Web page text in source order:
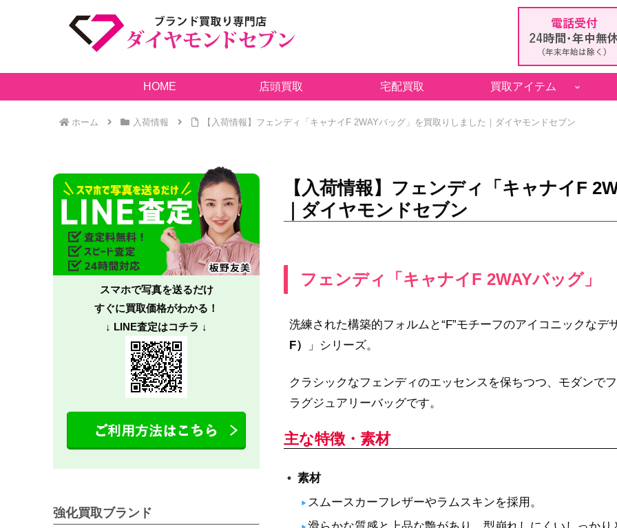
HOME 店頭買取 宅配買取 買取アイテム
ホーム 入荷情報 【入荷情報】フェンディ「キャナイF 2WAYバッグ」を買取りしました｜ダイヤモンドセブン
【入荷情報】フェンディ「キャナイF
｜ダイヤモンドセブン
フェンディ「キャナイF 2WAYバッグ」
洗練された構築的フォルムと“F”モチーフのアイコニックなデ
F）
」シリーズ。
クラシックなフェンディのエッセンスを保ちつつ、モダンで
ラグジュアリーバッグです。
主な特徴・素材
素材
スムースカーフレザーやラムスキンを採用。
スマホで写真を送るだけ
すぐに買取価格がわかる！
↓ LINE査定はコチラ ↓
強化買取ブランド